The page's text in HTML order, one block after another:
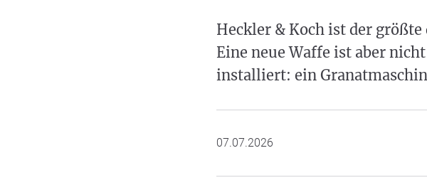
Heckler & Koch ist der
Eine neue Waffe ist aber
installiert: ein
07.07.2026